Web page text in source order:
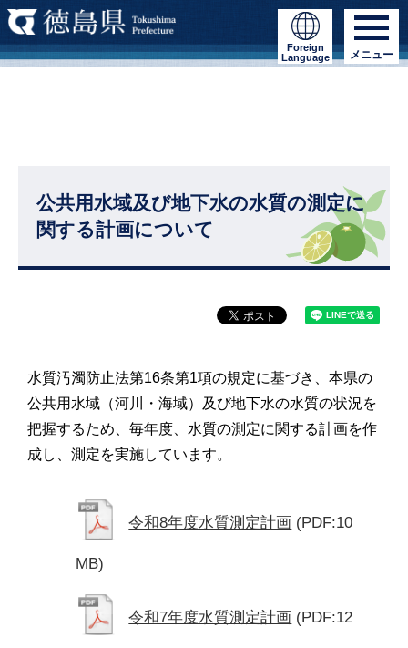
Foreign
Language
メニュー
公共用水域及び地下水の水質の測定に
関する計画について
水質汚濁防止法第16条第1項の規定に基づき、本県の
公共用水域（河川・海域）及び地下水の水質の状況を
把握するため、毎年度、水質の測定に関する計画を作
成し、測定を実施しています。
令和8年度水質測定計画 (PDF:10
MB)
令和7年度水質測定計画 (PDF:12